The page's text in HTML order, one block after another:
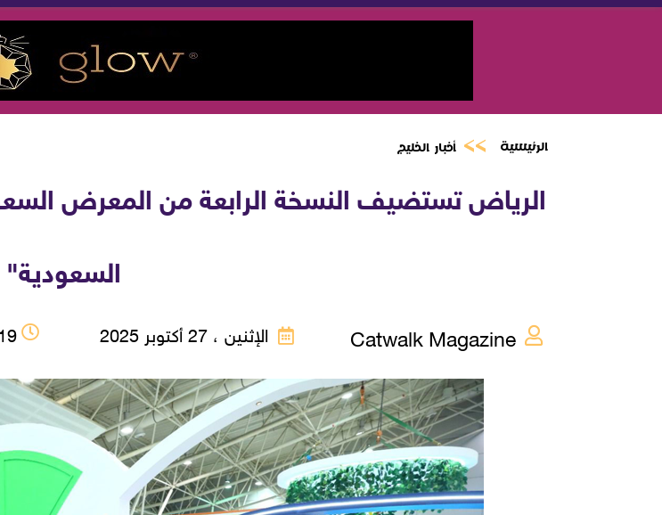
الرئيسية أخبار الخليج
الرياض تستضيف النسخة الرابعة من المعرض
السعودية"
Catwalk Magazine الإثنين ، 27 أكتوبر 2025